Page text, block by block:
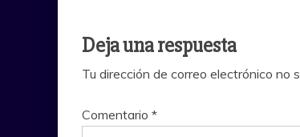
Deja una respuesta
Tu dirección de correo electrónico no
Comentario *